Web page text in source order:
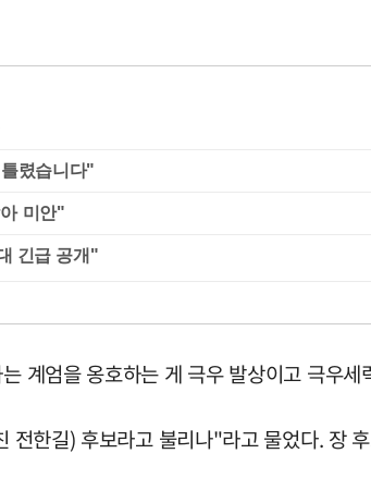
렸습니다"
미안"
계엄을 옹호하는 게 극우 발상이고 극우
전한길) 후보라고 불리나"라고 물었다. 장